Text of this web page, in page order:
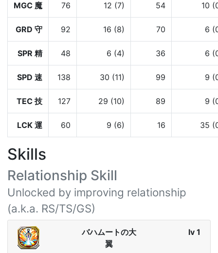
MGC 魔 76 12 (7) 54 10
GRD 守 92 16 (8) 70 6
SPR 精 48 6 (4) 36 6
SPD 速 138 30 (11) 99 9
TEC 技 127 29 (10) 89 9
LCK 運 60 9 (6) 16 35
Skills
Relationship Skill
Unlocked by improving relationship
(a.k.a. RS/TS/GS)
バハムートの大
翼
lv 1